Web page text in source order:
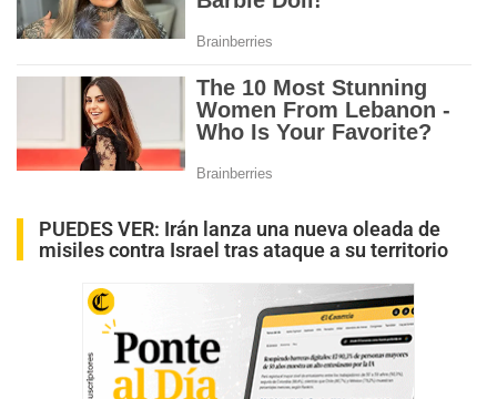
PUEDES VER: Irán lanza una nueva oleada de
misiles contra Israel tras ataque a su territorio